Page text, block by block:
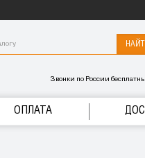
Звонки по России
ОПЛАТА